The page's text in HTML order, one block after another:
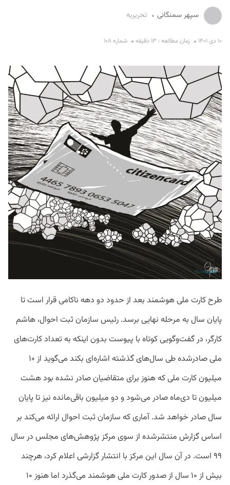
سپهر سمنگانی تحریریه
۱۰ دی ۱۴۰۱ زمان مطالعه : ۱۳ دقیقه شماره ۱۰۸
طرح کارت ملی هوشمند بعد از حدود دو دهه ناکامی قرار است تا
پایان سال به مرحله نهایی برسد. رئیس سازمان ثبت احوال، هاشم
کارگر، در گفت‌وگویی کوتاه با پیوست بدون اینکه به تعداد کارت‌های
ملی صادرشده طی سال‌های گذشته اشاره‌ای بکند می‌گوید از ۱۰
میلیون کارت ملی که هنوز برای متقاضیان صادر نشده بود هشت
میلیون تا دی‌ماه صادر می‌شود و دو میلیون باقی‌مانده نیز تا پایان
سال صادر خواهد شد. آماری که سازمان ثبت احوال ارائه می‌کند بر
اساس گزارش منتشرشده از سوی مرکز پژوهش‌های مجلس در سال
۹۹ است. در آن سال این مرکز با انتشار گزارشی اعلام کرد، هرچند
بیش از ۱۰ سال از صدور کارت ملی هوشمند می‌گذرد اما هنوز ۱۰